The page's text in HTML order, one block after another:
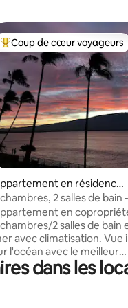
sur la base de 252
Coups de cœur voyageurs
Coup de cœur voyageurs
en résidence ⋅
2 salles de bain -
en bord de
en
2 salles de bain
avec climatisation. Vue imprenable
l'océan avec le meilleur
de Central
la vue sur la baie de
dans les